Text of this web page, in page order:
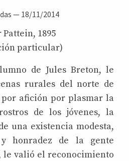
— 18/11/2014
Pattein, 1895
particular)
de Jules Breton, le
rurales del norte de
afición por plasmar la
de los jóvenes, la
una existencia modesta,
honradez de la gente
le valió el reconocimiento